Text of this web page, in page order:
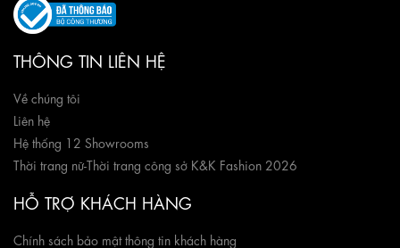
THÔNG TIN LIÊN HỆ
Về chúng tôi
Liên hệ
Hệ thống 12 Showrooms
Thời trang nữ-Thời trang công sở K&K Fashion 2026
HỖ TRỢ KHÁCH HÀNG
Chính sách bảo mật thông tin khách hàng